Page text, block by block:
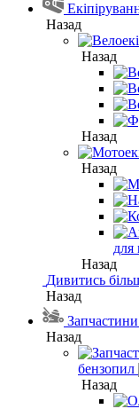
Назад
Назад
Назад
Назад
для
Назад
Дивитись
Назад
Запчастини
Назад
бензопил
Назад